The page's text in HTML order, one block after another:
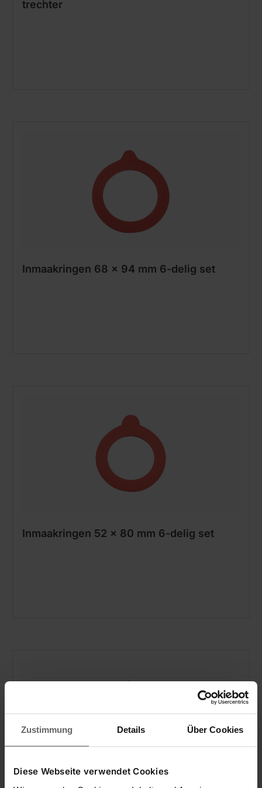
Zustimmung Details Über Cookies
Diese Webseite verwendet Cookies
trechter
Inmaakringen 68 x 94 mm 6-delig set
Inmaakringen 52 x 80 mm 6-delig set